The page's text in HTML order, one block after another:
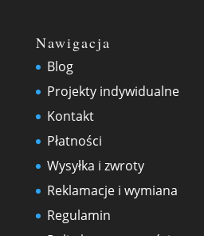
Nawigacja
Blog
Projekty indywidualne
Kontakt
Płatności
Wysyłka i zwroty
Reklamacje i wymiana
Regulamin